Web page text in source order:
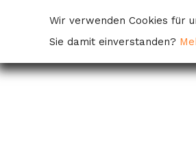
Wir verwenden Cookies für
Sie damit einverstanden?